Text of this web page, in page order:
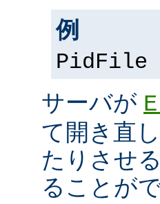
例
PidFile
サーバが
て開き直
たりさせ
ることが